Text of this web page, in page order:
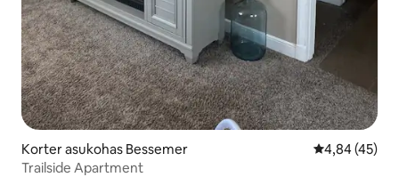
Korter asukohas Bessemer Keskmine
4,84 (45)
Trailside Apartment